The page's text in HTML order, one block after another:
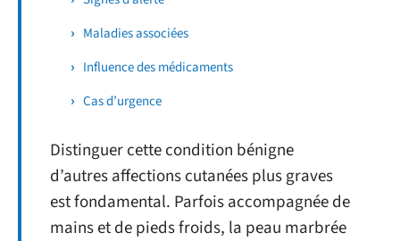
Maladies associées
Influence des médicaments
Cas d’urgence
Distinguer cette condition bénigne
d’autres affections cutanées plus graves
est fondamental. Parfois accompagnée de
mains et de pieds froids, la peau marbrée